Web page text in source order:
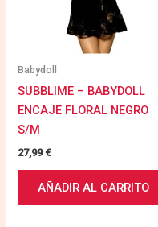
Babydoll
SUBBLIME – BABYDOLL
ENCAJE FLORAL NEGRO
S/M
27,99€
AÑADIR AL CARRITO